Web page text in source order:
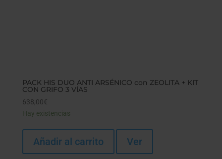
PACK HIS DUO ANTI ARSÉNICO con ZEOLITA + KIT
CON GRIFO 3 VÍAS
638,00€
Hay existencias
Añadir al carrito Ver